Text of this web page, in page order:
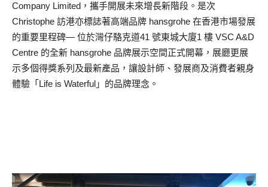
Company Limited，攜手開展未來增長新階段。是次
Christophe 訪港亦標誌著高端品牌 hansgrohe 在香港市場發展
的重要里程碑— 位於灣仔駱克道41 號東城大廈1 樓 VSC A&D
Centre 的全新 hansgrohe 品牌展示空間正式開幕，展廳更展
示多個得獎系列及最新產品，讓設計師、發展商及消費者親身
體驗「Life is Waterful」的品牌理念。